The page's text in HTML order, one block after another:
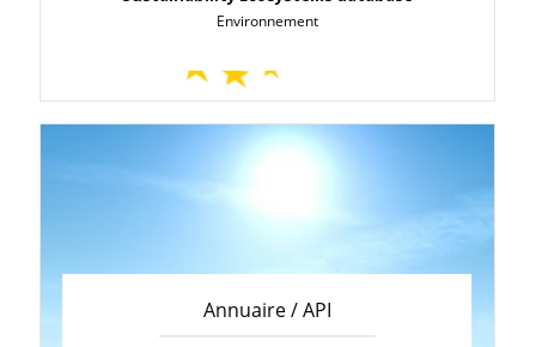
Environnement
Annuaire / API